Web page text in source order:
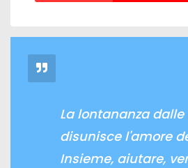
La lontananza
disunisce l'amore
Insieme, aiutare,